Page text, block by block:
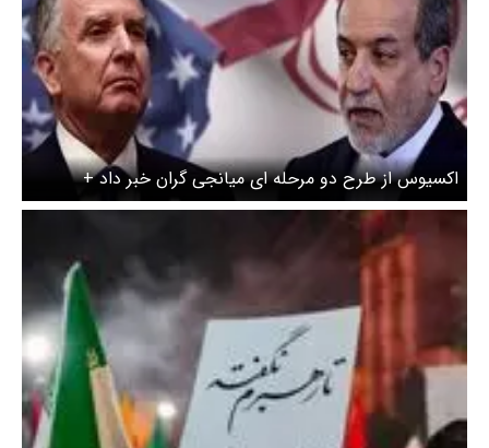
اکسیوس از طرح دو مرحله ای میانجی گران خبر داد +
جزییات آتش بس ۴۵ روزه